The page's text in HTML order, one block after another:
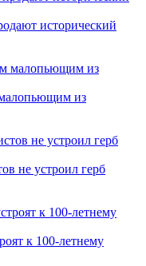
исторический
малопьющим из
не устроил герб
к 100-летнему